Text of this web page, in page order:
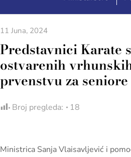
11 Juna, 2024
Predstavnici Karate
ostvarenih
prvenstvu za
Broj pregleda: 18
Ministrica Sanja Vlaisavljević i